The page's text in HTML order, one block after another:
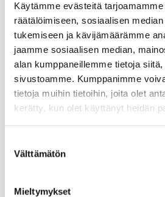
Käytämme evästeitä
räätälöimiseen, sosiaalisen
tukemiseen ja kävijämäärämme
jaamme sosiaalisen median,
alan kumppaneillemme tietoja
sivustoamme. Kumppanimme
tietoja muihin tietoihin, joita olet
kerätty, kun olet käyttänyt heidän
valinta
Välttämätön
Mieltymykset